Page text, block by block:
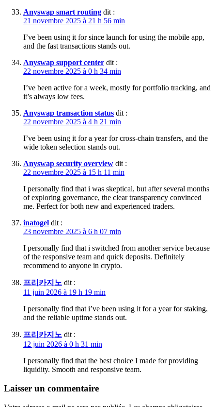
Anyswap smart routing dit :
21 novembre 2025 à 21 h 56 min
I’ve been using it for since launch for using the mobile app,
and the fast transactions stands out.
Anyswap support center dit :
22 novembre 2025 à 0 h 34 min
I’ve been active for a week, mostly for portfolio tracking, and
it’s always low fees.
Anyswap transaction status dit :
22 novembre 2025 à 4 h 21 min
I’ve been using it for a year for cross-chain transfers, and the
wide token selection stands out.
Anyswap security overview dit :
22 novembre 2025 à 15 h 11 min
I personally find that i was skeptical, but after several months
of exploring governance, the clear transparency convinced
me. Perfect for both new and experienced traders.
inatogel dit :
23 novembre 2025 à 6 h 07 min
I personally find that i switched from another service because
of the responsive team and quick deposits. Definitely
recommend to anyone in crypto.
프리카지노 dit :
11 juin 2026 à 19 h 19 min
I personally find that i’ve been using it for a year for staking,
and the reliable uptime stands out.
프리카지노 dit :
12 juin 2026 à 0 h 31 min
I personally find that the best choice I made for providing
liquidity. Smooth and responsive team.
Laisser un commentaire